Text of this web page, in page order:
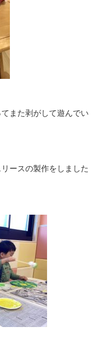
また剥がして遊んでい
ースの製作をしました